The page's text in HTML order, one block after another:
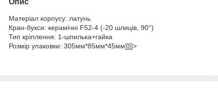
Матеріал корпусу: латунь
Кран-букси: керамічні F52-4 (-20 шлиців, 90°)
Тип кріплення: 1-шпилька+гайка
Розмір упаковки: 305мм*85мм*45мм]]]]>